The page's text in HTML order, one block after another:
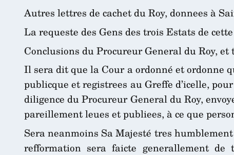
Autres lettres de cachet du Roy, donnees à
La requeste des Gens des trois Estats de
Conclusions du Procureur General du Roy, et
Il sera dit que la Cour a ordonné et ordonne
publicque et registrees au Greffe d’icelle,
diligence du Procureur General du Roy,
pareillement leues et publiees, à ce que
Sera neanmoins Sa Majesté tres
refformation sera faicte generallement